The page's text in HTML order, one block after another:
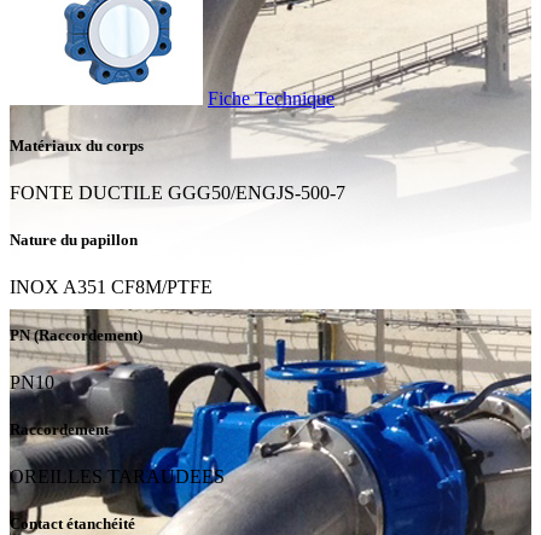
Fiche Technique
Matériaux du corps
FONTE DUCTILE GGG50/ENGJS-500-7
Nature du papillon
INOX A351 CF8M/PTFE
PN (Raccordement)
PN10
Raccordement
OREILLES TARAUDEES
Contact étanchéité